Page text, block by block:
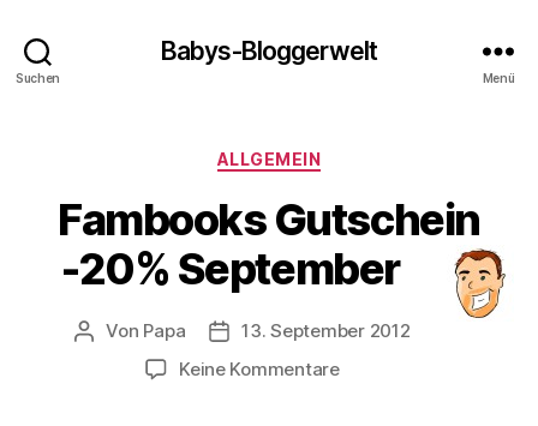
Suchen
Babys-Bloggerwelt
Menü
Kategorien
ALLGEMEIN
Fambooks Gutschein
-20% September
Beitragsautor
Von Papa Veröffentlichungsdatum
13. September 2012
Keine Kommentarezu